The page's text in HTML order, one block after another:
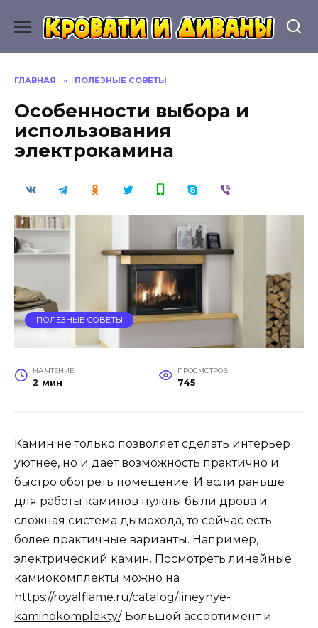
содержанию
ГЛАВНАЯ » ПОЛЕЗНЫЕ СОВЕТЫ
Особенности выбора и
использования
электрокамина
ПОЛЕЗНЫЕ СОВЕТЫ
НА ЧТЕНИЕ
2 мин
ПРОСМОТРОВ
745
Камин не только позволяет сделать интерьер
уютнее, но и дает возможность практично и
быстро обогреть помещение. И если раньше
для работы каминов нужны были дрова и
сложная система дымохода, то сейчас есть
более практичные варианты. Например,
электрический камин. Посмотреть линейные
камиокомплекты можно на
https://royalflame.ru/catalog/lineynye-
kaminokomplekty/. Большой ассортимент и